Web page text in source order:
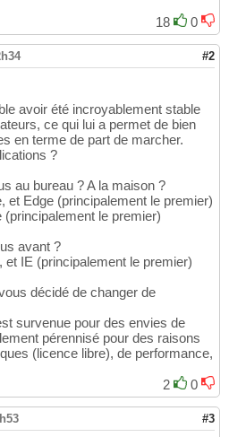
18
0
#2
avoir été incroyablement stable
ce qui lui a permet de bien
en terme de part de marcher.
?
au bureau ? A la maison ?
et Edge (principalement le premier)
le premier)
avant ?
et IE (principalement le premier)
décidé de changer de
survenue pour des envies de
pérennisé pour des raisons
(licence libre), de performance,
2
0
#3